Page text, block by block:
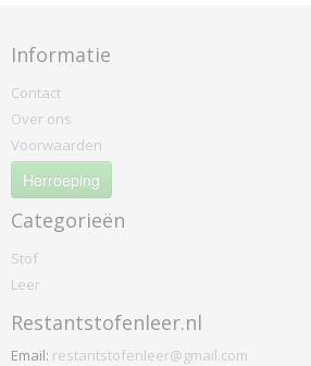
Informatie
Contact
Over ons
Voorwaarden
Herroeping
Categorieën
Stof
Leer
Restantstofenleer.nl
Email: restantstofenleer@gmail.com